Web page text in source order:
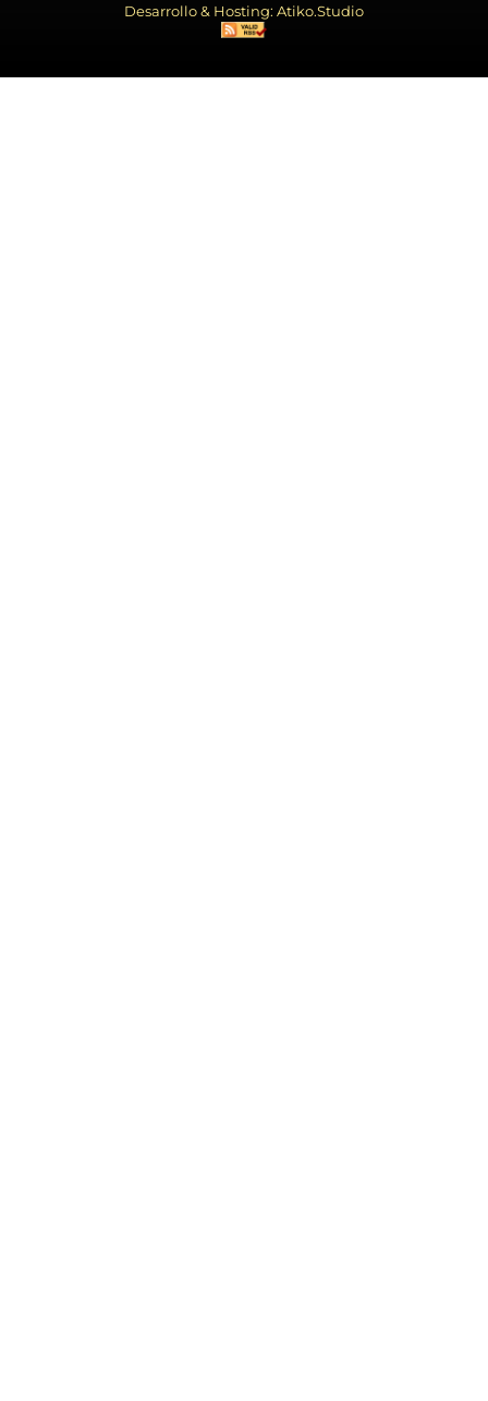
Desarrollo & Hosting: Atiko.Studio